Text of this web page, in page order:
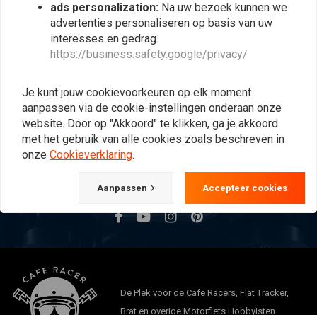
Meest bekeken 24
Op de hoogte blijven?
De Plek voor de Cafe Racers, Flat Tracker,
Brat en overige Motorfiets Hobbyisten.
ads personalization: Na uw bezoek kunnen we
advertenties personaliseren op basis van uw
interesses en gedrag.
https://business.safety.google/privacy/
Je kunt jouw cookievoorkeuren op elk moment
aanpassen via de cookie-instellingen onderaan onze
website. Door op "Akkoord" te klikken, ga je akkoord
met het gebruik van alle cookies zoals beschreven in
onze Cookieverklaring.
Aanpassen Accepteer cookies